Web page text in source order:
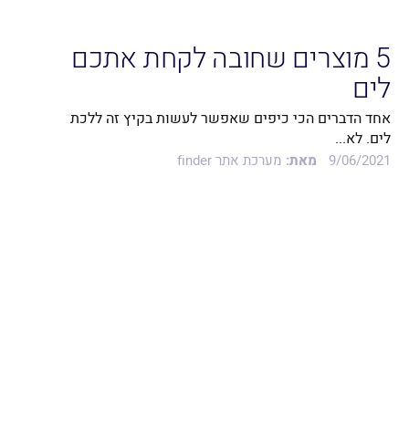
5 מוצרים שחובה לקחת אתכם
לים
אחד הדברים הכי כיפים שאפשר לעשות בקיץ זה ללכת
לים. לא...
9/06/2021 מאת: מערכת אתר finder